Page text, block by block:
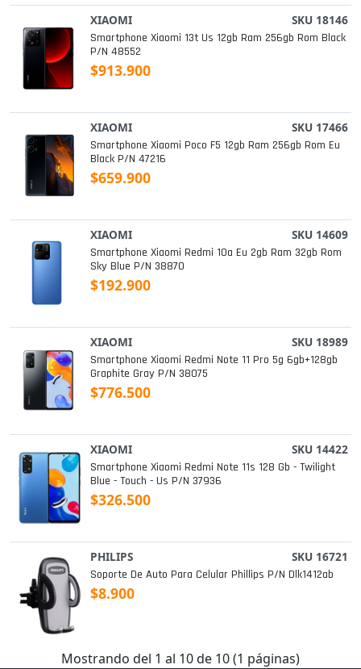
XIAOMI SKU 18146
Smartphone Xiaomi 13t Us 12gb Ram 256gb Rom Black
P/n 48552
$913.900
XIAOMI SKU 17466
Smartphone Xiaomi Poco F5 12gb Ram 256gb Rom Eu
Black P/n 47216
$659.900
XIAOMI SKU 14609
Smartphone Xiaomi Redmi 10a Eu 2gb Ram 32gb Rom
Sky Blue P/n 38870
$192.900
XIAOMI SKU 18989
Smartphone Xiaomi Redmi Note 11 Pro 5g 6gb+128gb
Graphite Gray P/n 38075
$776.500
XIAOMI SKU 14422
Smartphone Xiaomi Redmi Note 11s 128 Gb - Twilight
Blue - Touch - Us P/n 37936
$326.500
PHILIPS SKU 16721
Soporte De Auto Para Celular Phillips P/n Dlk1412ab
$8.900
Mostrando del 1 al 10 de 10 (1 páginas)